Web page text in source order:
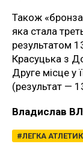
Також
яка стала
результатом
Красуцька з
Друге місце у
(результат —
Владислав
ЛЕГКА